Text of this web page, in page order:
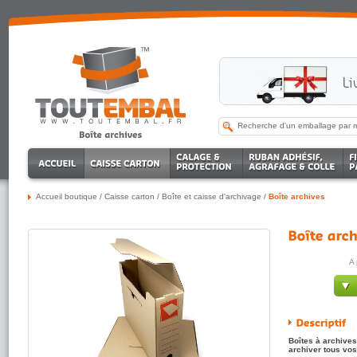
Accueil boutique / Caisse carton / Boîte et caisse d'archivage / Boîte archives
A
Boîtes à
archiver tous